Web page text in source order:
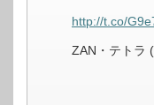
http://t.co/
ZAN・テトラ